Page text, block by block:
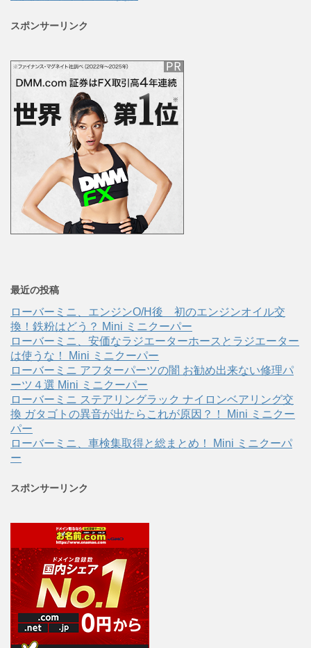
スポンサーリンク
最近の投稿
ローバーミニ、エンジンO/H後 初のエンジンオイル交
換！鉄粉はどう？ Mini ミニクーパー
ローバーミニ、安価なラジエーターホースとラジエーター
は使うな！ Mini ミニクーパー
ローバーミニ アフターパーツの闇 お勧め出来ない修理パ
ーツ４選 Mini ミニクーパー
ローバーミニ ステアリングラック ナイロンベアリング交
換 ガタゴトの異音が出たらこれが原因？！ Mini ミニクー
パー
ローバーミニ、車検集取得と総まとめ！ Mini ミニクーパ
ー
スポンサーリンク